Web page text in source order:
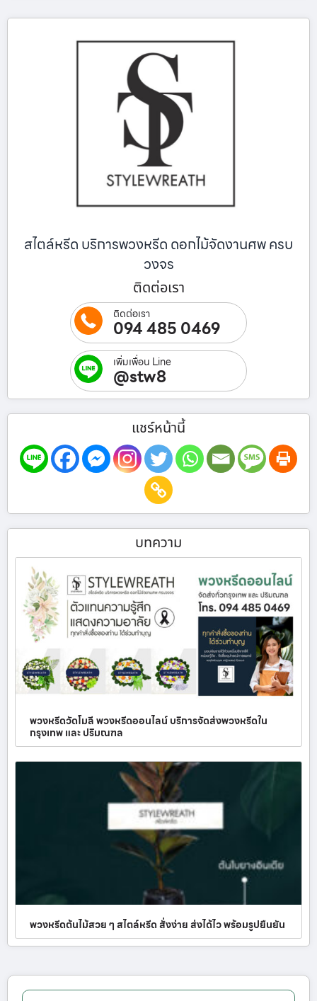
สไตล์หรีด บริการพวงหรีด ดอกไม้จัดงานศพ ครบ
วงจร
ติดต่อเรา
ติดต่อเรา
094 485 0469
เพิ่มเพื่อน Line
@stw8
แชร์หน้านี้
บทความ
พวงหรีดวัดโมลี พวงหรีดออนไลน์ บริการจัดส่งพวงหรีดใน
กรุงเทพ และ ปริมณฑล
พวงหรีดต้นไม้สวย ๆ สไตล์หรีด สั่งง่าย ส่งได้ไว พร้อมรูปยืนยัน